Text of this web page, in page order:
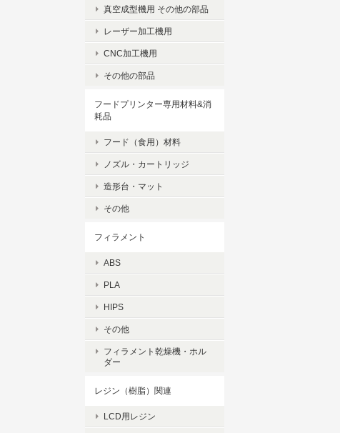
真空成型機用 その他の部品
レーザー加工機用
CNC加工機用
その他の部品
フードプリンター専用材料&消
耗品
フード（食用）材料
ノズル・カートリッジ
造形台・マット
その他
フィラメント
ABS
PLA
HIPS
その他
フィラメント乾燥機・ホル
ダー
レジン（樹脂）関連
LCD用レジン